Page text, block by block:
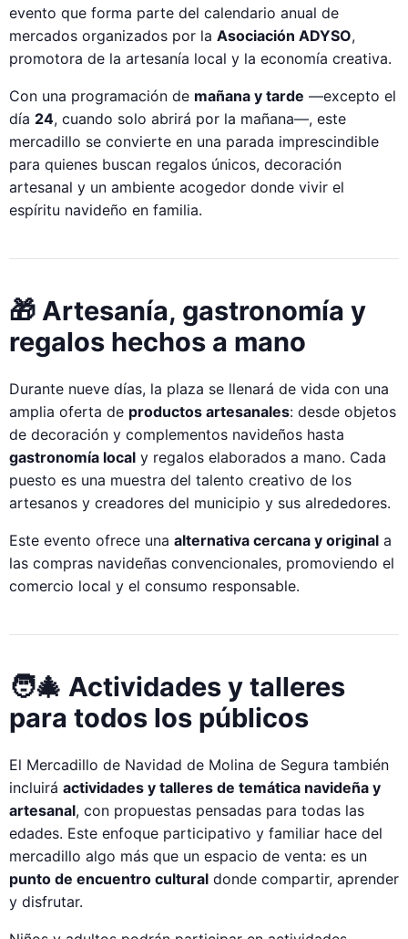
evento que forma parte del calendario anual de
mercados organizados por la Asociación ADYSO,
promotora de la artesanía local y la economía creativa.
Con una programación de mañana y tarde —excepto el
día 24, cuando solo abrirá por la mañana—, este
mercadillo se convierte en una parada imprescindible
para quienes buscan regalos únicos, decoración
artesanal y un ambiente acogedor donde vivir el
espíritu navideño en familia.
🎁 Artesanía, gastronomía y
regalos hechos a mano
Durante nueve días, la plaza se llenará de vida con una
amplia oferta de productos artesanales: desde objetos
de decoración y complementos navideños hasta
gastronomía local y regalos elaborados a mano. Cada
puesto es una muestra del talento creativo de los
artesanos y creadores del municipio y sus alrededores.
Este evento ofrece una alternativa cercana y original a
las compras navideñas convencionales, promoviendo el
comercio local y el consumo responsable.
🧑‍🎄 Actividades y talleres
para todos los públicos
El Mercadillo de Navidad de Molina de Segura también
incluirá actividades y talleres de temática navideña y
artesanal, con propuestas pensadas para todas las
edades. Este enfoque participativo y familiar hace del
mercadillo algo más que un espacio de venta: es un
punto de encuentro cultural donde compartir, aprender
y disfrutar.